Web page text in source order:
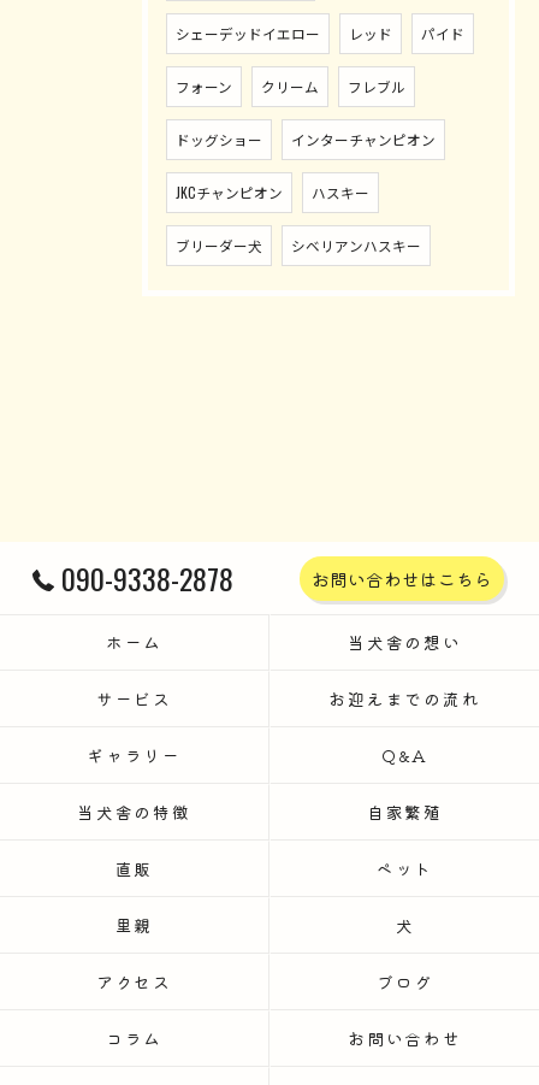
シェーデッドイエロー レッド パイド
フォーン クリーム フレブル
ドッグショー インターチャンピオン
JKCチャンピオン ハスキー
ブリーダー犬 シベリアンハスキー
090-9338-2878 お問い合わせはこちら
ホーム 当犬舎の想い
サービス お迎えまでの流れ
ギャラリー Q&A
当犬舎の特徴 自家繁殖
直販 ペット
里親 犬
アクセス ブログ
コラム お問い合わせ